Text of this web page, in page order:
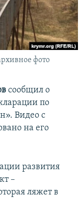
фото
сообщил о
по
Видео с
на его
развития
–
ляжет в